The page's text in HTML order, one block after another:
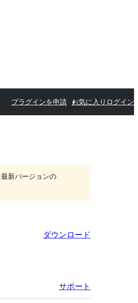
プラグインを申請 お気に入り ログイン
新バージョンの
ダウンロード
サポート